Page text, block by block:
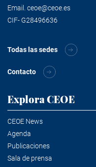
Email. ceoe@ceoe.es
CIF- G28496636
Todas las sedes
Contacto
Explora CEOE
CEOE News
Agenda
Publicaciones
Sala de prensa